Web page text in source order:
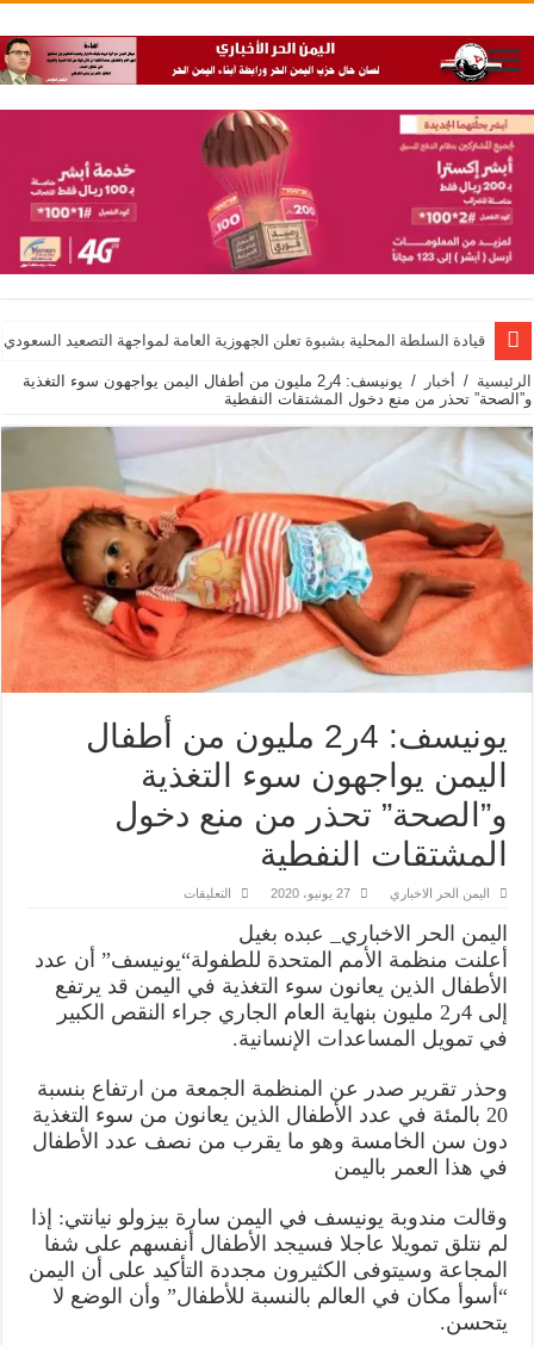
قيادة السلطة المحلية بشبوة تعلن الجهوزية العامة لمواجهة التصعيد السعودي
الرئيسية / أخبار /
يونيسف: 4ر2 مليون من أطفال اليمن يواجهون سوء التغذية
و”الصحة” تحذر من منع دخول المشتقات النفطية
يونيسف: 4ر2 مليون من أطفال
اليمن يواجهون سوء التغذية
و”الصحة” تحذر من منع دخول
المشتقات النفطية
اليمن الحر الاخباري 27 يونيو، 2020 التعليقات
من
أطفال
اليمن
يواجهون
سوء
منع
دخول
المشتقات
النفطية
اليمن الحر الاخباري_ عبده بغيل
أعلنت منظمة الأمم المتحدة للطفولة“يونيسف” أن عدد
الأطفال الذين يعانون سوء التغذية في اليمن قد يرتفع
إلى 4ر2 مليون بنهاية العام الجاري جراء النقص الكبير
في تمويل المساعدات الإنسانية.
وحذر تقرير صدر عن المنظمة الجمعة من ارتفاع بنسبة
20 بالمئة في عدد الأطفال الذين يعانون من سوء التغذية
دون سن الخامسة وهو ما يقرب من نصف عدد الأطفال
في هذا العمر باليمن
وقالت مندوبة يونيسف في اليمن سارة بيزولو نيانتي: إذا
لم نتلق تمويلا عاجلا فسيجد الأطفال أنفسهم على شفا
المجاعة وسيتوفى الكثيرون مجددة التأكيد على أن اليمن
“أسوأ مكان في العالم بالنسبة للأطفال” وأن الوضع لا
يتحسن.